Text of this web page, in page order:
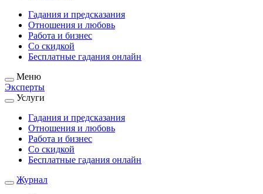
Гадания и предсказания
Отношения и любовь
Работа и бизнес
Со скидкой
Бесплатные гадания онлайн
Меню
Эксперты
Услуги
Гадания и предсказания
Отношения и любовь
Работа и бизнес
Со скидкой
Бесплатные гадания онлайн
Журнал